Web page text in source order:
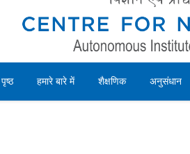
हमारे बारे में शैक्षणिक अनुसंधान